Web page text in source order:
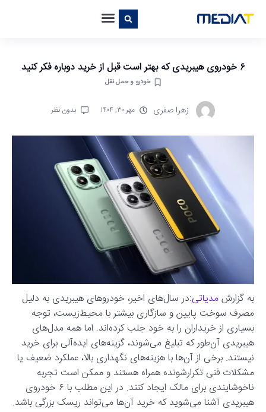
۶ خودروی هیبریدی که بهتر است قبل از خرید دوباره فکر کنید
خودرو و حمل نقل
زهرا صفری مهر ۳۰, ۱۴۰۴ بدون نظر
به گزارشمدیاتی:در سال‌های اخیر، خودروهای هیبریدی به دلیل
مصرف سوخت پایین و سازگاری بیشتر با محیط‌زیست، توجه
بسیاری از خریداران را به خود جلب کرده‌اند. اما همه مدل‌های
هیبریدی آن‌طور که تبلیغ می‌شوند، گزینه‌های ایده‌آلی برای خرید
نیستند. برخی از آن‌ها با هزینه‌های نگهداری بالا، عملکرد ضعیف یا
مشکلات فنی تکرارشونده همراه هستند و ممکن است تجربه
ناخوشایندی برای مالک ایجاد کنند. در این مطلب با ۶ خودروی
هیبریدی آشنا می‌شوید که خرید آن‌ها می‌تواند ریسک‌ بزرگی باشد.